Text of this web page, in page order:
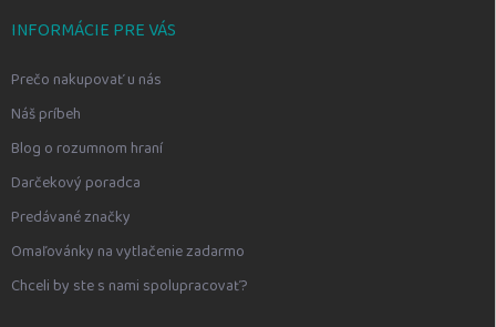
INFORMÁCIE PRE VÁS
Prečo nakupovať u nás
Náš príbeh
Blog o rozumnom hraní
Darčekový poradca
Predávané značky
Omaľovánky na vytlačenie zadarmo
Chceli by ste s nami spolupracovať?